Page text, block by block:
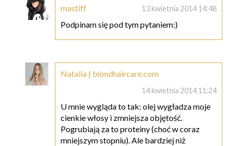
mastiff 13 kwietnia 2014 14:48
Podpinam się pod tym pytaniem:)
Natalia | blondhaircare.com
14 kwietnia 2014 11:24
U mnie wygląda to tak: olej wygładza moje
cienkie włosy i zmniejsza objętość.
Pogrubiają za to proteiny (choć w coraz
mniejszym stopniu). Ale bardziej niż